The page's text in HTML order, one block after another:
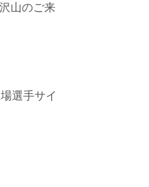
山のご来
選手サイ